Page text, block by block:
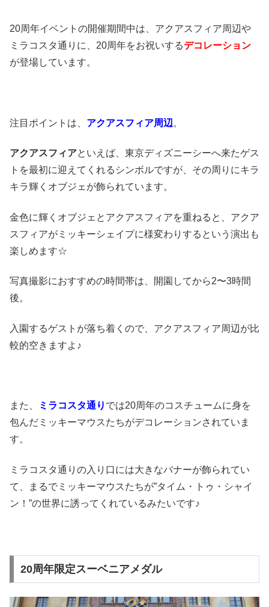
20周年イベントの開催期間中は、アクアスフィア周辺や
ミラコスタ通りに、20周年をお祝いするデコレーション
が登場しています。
注目ポイントは、 アクアスフィア周辺。
アクアスフィアといえば、東京ディズニーシーへ来たゲス
トを最初に迎えてくれるシンボルですが、その周りにキラ
キラ輝くオブジェが飾られています。
金色に輝くオブジェとアクアスフィアを重ねると、アクア
スフィアがミッキーシェイプに様変わりするという演出も
楽しめます☆
写真撮影におすすめの時間帯は、開園してから2〜3時間
後。
入園するゲストが落ち着くので、アクアスフィア周辺が比
較的空きますよ♪
また、 ミラコスタ通り では20周年のコスチュームに身を
包んだミッキーマウスたちがデコレーションされていま
す。
ミラコスタ通りの入り口には大きなバナーが飾られてい
て、まるでミッキーマウスたちが”タイム・トゥ・シャイ
ン！”の世界に誘ってくれているみたいです♪
20周年限定スーベニアメダル